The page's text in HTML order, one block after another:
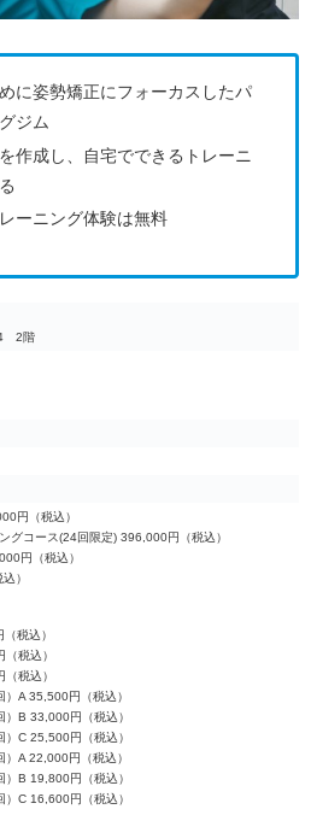
に姿勢矯正にフォーカスしたパ
ジム
作成し、自宅でできるトレーニ
ーニング体験は無料
4 2階
円（税込）
グコース(24回限定) 396,000円（税込）
円（税込）
）
税込）
税込）
税込）
A 35,500円（税込）
）B 33,000円（税込）
C 25,500円（税込）
A 22,000円（税込）
）B 19,800円（税込）
C 16,600円（税込）